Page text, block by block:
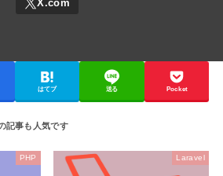
はてブ 送る Pocket
PHP Laravel